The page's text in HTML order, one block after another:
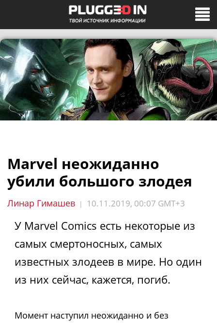
Marvel неожиданно
убили большого злодея
Линар Гимашев | 10.11.2019, 00:07 GMT+3
У Marvel Comics есть некоторые из
самых смертоносных, самых
известных злодеев в мире. Но один
из них сейчас, кажется, погиб.
Момент наступил неожиданно и без